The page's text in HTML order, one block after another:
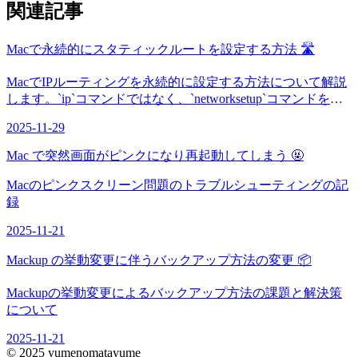
関連記事
Macで永続的にスタティックルートを設定する方法 🛣️
MacでIPルーティングを永続的に設定する方法について解説
します。`ip`コマンドではなく、`networksetup`コマンドを使
2025-11-29
Mac で突然画面がピンクになり再起動してしまう 🤬
Macのピンクスクリーン問題のトラブルシューティングの記
録
2025-11-21
Mackup の挙動変更に伴うバックアップ方法の変更 📦
Mackupの挙動変更によるバックアップ方法の課題と解決策
について
2025-11-21
© 2025 yumenomatayume